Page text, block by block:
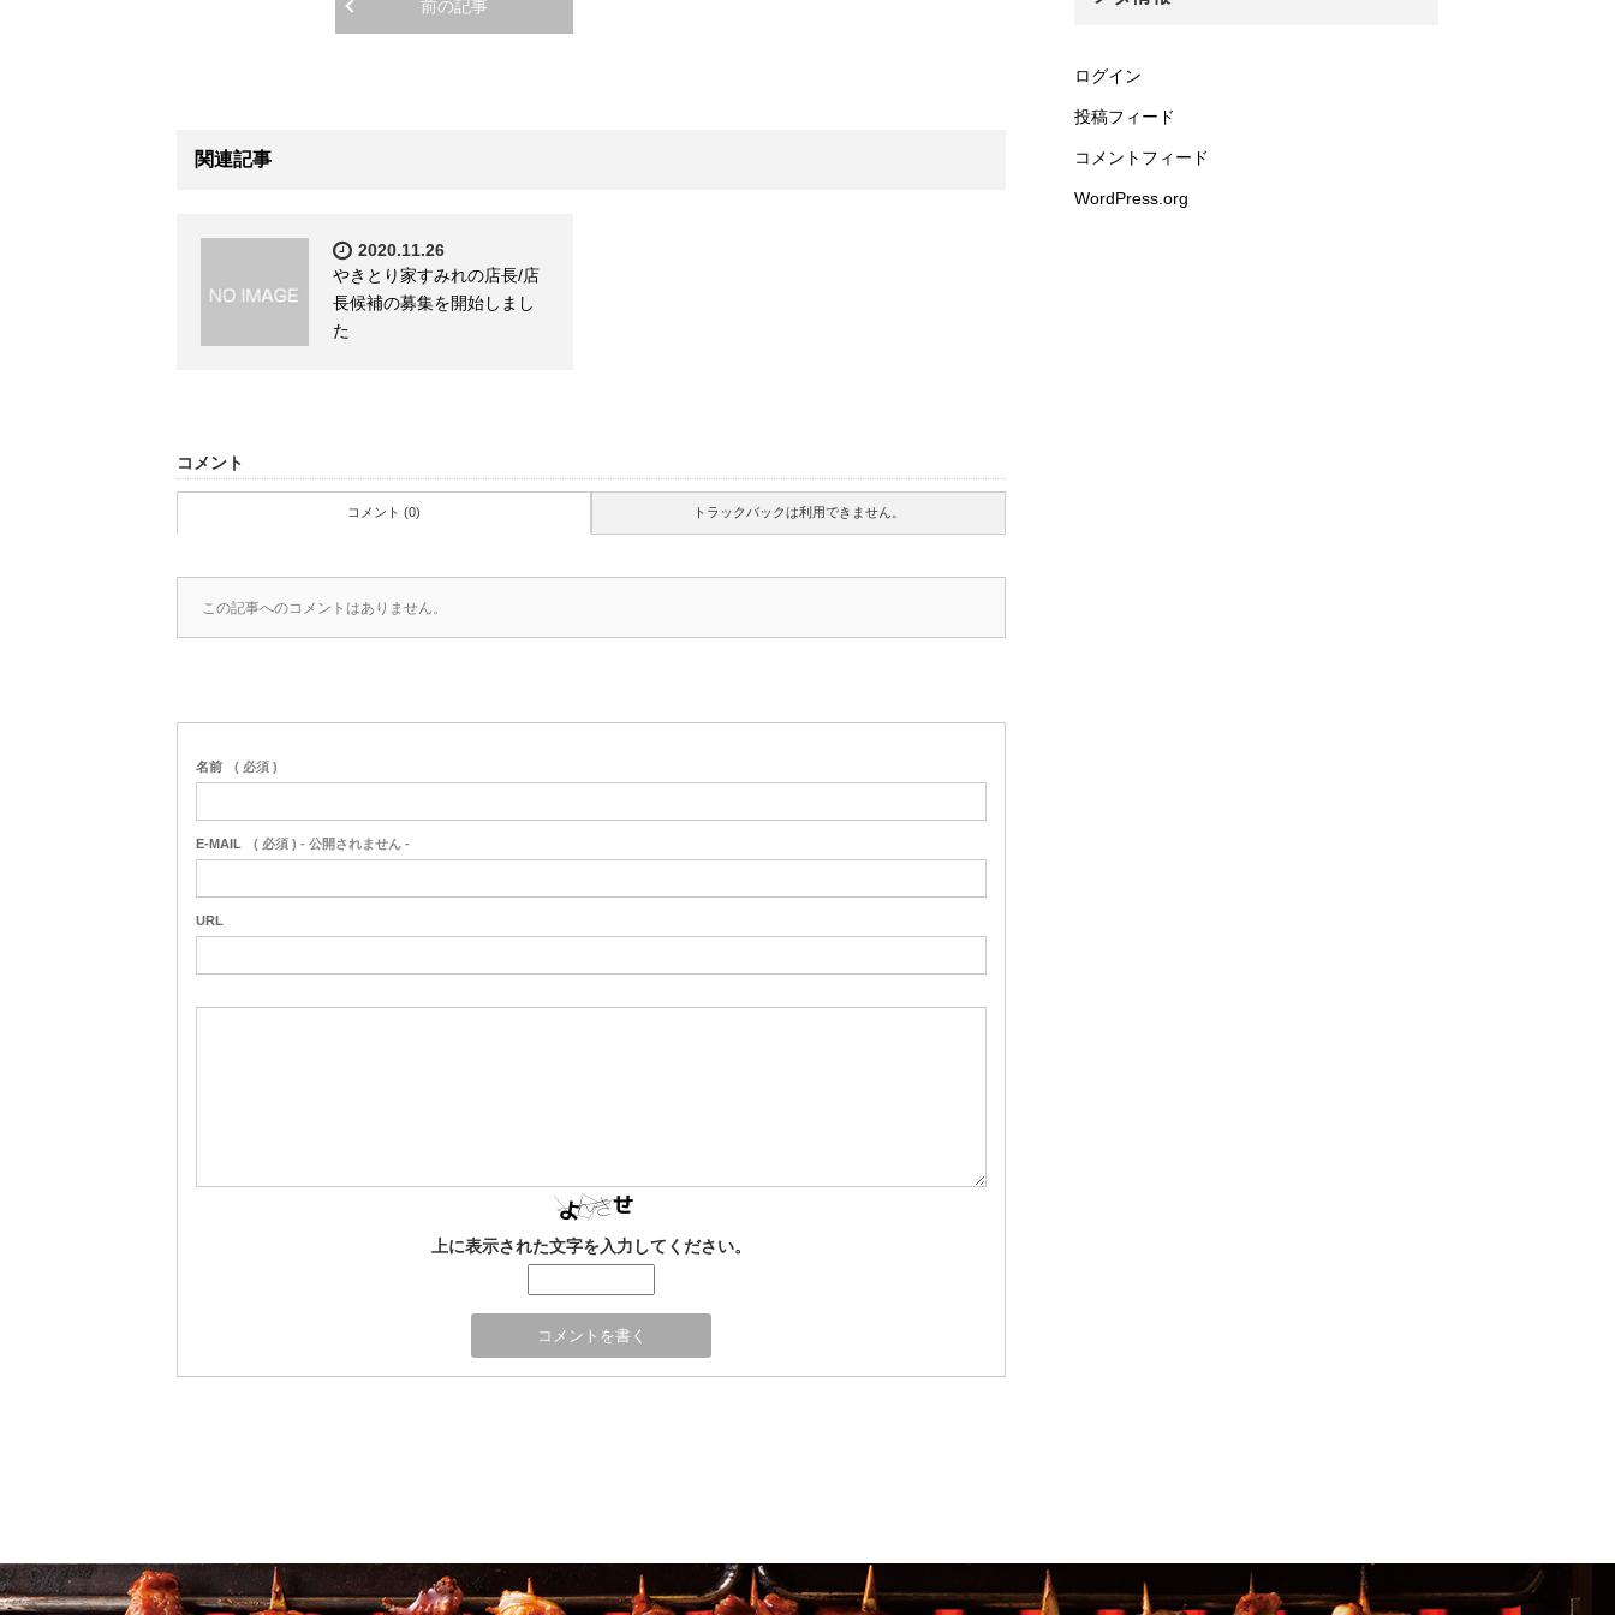
前の記事
関連記事
2020.11.26
やきとり家すみれの店長/店
長候補の募集を開始しまし
た
コメント
コメント (0) トラックバックは利用できません。
この記事へのコメントはありません。
名前 ( 必須 )
E-MAIL ( 必須 ) - 公開されません -
URL
上に表示された文字を入力してください。
ログイン
投稿フィード
コメントフィード
WordPress.org